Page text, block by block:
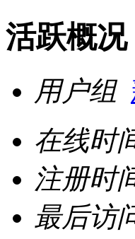
活跃概况
用户组
在线时
注册时
最后访